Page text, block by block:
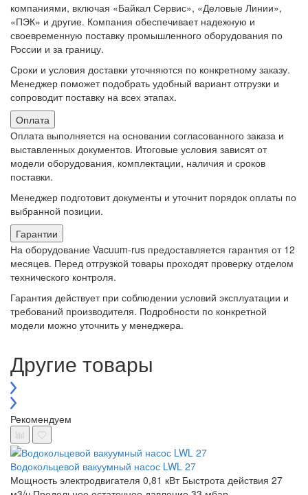
компаниями, включая «Байкал Сервис», «Деловые Линии»,
«ПЭК» и другие. Компания обеспечивает надежную и
своевременную поставку промышленного оборудования по
России и за границу.
Сроки и условия доставки уточняются по конкретному заказу.
Менеджер поможет подобрать удобный вариант отгрузки и
сопроводит поставку на всех этапах.
Оплата
Оплата выполняется на основании согласованного заказа и
выставленных документов. Итоговые условия зависят от
модели оборудования, комплектации, наличия и сроков
поставки.
Менеджер подготовит документы и уточнит порядок оплаты по
выбранной позиции.
Гарантии
На оборудование Vacuum-rus предоставляется гарантия от 12
месяцев. Перед отгрузкой товары проходят проверку отделом
технического контроля.
Гарантия действует при соблюдении условий эксплуатации и
требований производителя. Подробности по конкретной
модели можно уточнить у менеджера.
Другие товары
Рекомендуем
Водокольцевой вакуумный насос LWL 27
Мощность электродвигателя 0,81 кВт Быстрота действия 27